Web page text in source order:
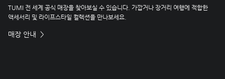
TUMI 전 세계 공식 매장을 찾아보실 수 있습니다. 가깝거나 장거리 여행에 적합한
액세서리 및 라이프스타일 컬렉션을 만나보세요.
매장 안내